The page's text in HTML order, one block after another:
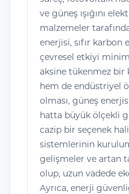
ve güneş ışığını
malzemeler
enerjisi, sıfır
çevresel etkiyi
aksine tükenmez bir
hem de endüstriyel
olması, güneş
hatta büyük ölçekli
cazip bir seçenek
sistemlerinin
gelişmeler ve artan
olup, uzun vadede
Ayrıca, enerji